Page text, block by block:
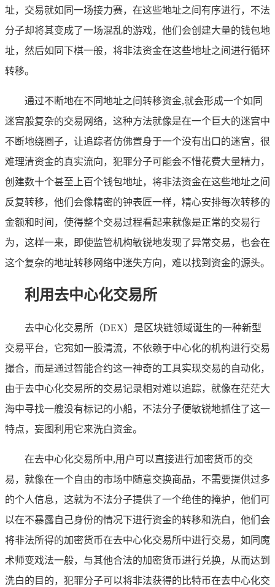
址，交易就如同一场接力赛，在这些地址之间有序进行，不法
分子却将其变成了一场混乱的游戏，他们会创建大量的钱包地
址，然后如同下棋一般，将非法资金在这些地址之间进行循环
转移。
通过不断地在不同地址之间转移资金,就会形成一个如同
迷宫般复杂的交易网络，这种方法就像是在一个巨大的迷宫中
不断地绕圈子，让追踪者仿佛置身于一个没有出口的迷宫，很
难理清资金的真实流向，犯罪分子可能会不惜花费大量精力，
创建数十个甚至上百个钱包地址，将非法资金在这些地址之间
反复转移，他们会像精密的钟表匠一样，精心安排每次转移的
金额和时间，使得整个交易过程看起来就像是正常的交易行
为，这样一来，即使监管机构敏锐地发现了异常交易，也会在
这个复杂的地址转移网络中迷失方向，难以找到资金的源头。
利用去中心化交易所
去中心化交易所（DEX）是区块链领域诞生的一种新型
交易平台，它宛如一股清流，不依赖于中心化的机构进行交易
撮合，而是通过智能合约这一神奇的工具实现交易的自动化，
由于去中心化交易所的交易记录相对难以追踪，就像在茫茫大
海中寻找一艘没有标记的小船，不法分子便敏锐地抓住了这一
特点，妄图利用它来洗白资金。
在去中心化交易所中,用户可以直接进行加密货币的交
易，就像在一个自由的市场中随意交换商品，不需要提供过多
的个人信息，这就为不法分子提供了一个绝佳的掩护，他们可
以在不暴露自己身份的情况下进行资金的转移和洗白，他们会
将非法所得的加密货币在去中心化交易所中进行交易，如同魔
术师变戏法一般，与其他合法的加密货币进行兑换，从而达到
洗白的目的，犯罪分子可以将非法获得的比特币在去中心化交